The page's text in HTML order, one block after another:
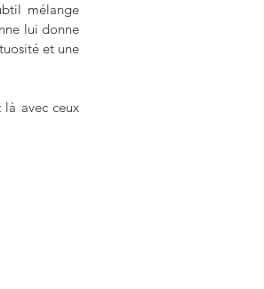
mélange
lui donne
et une
avec ceux